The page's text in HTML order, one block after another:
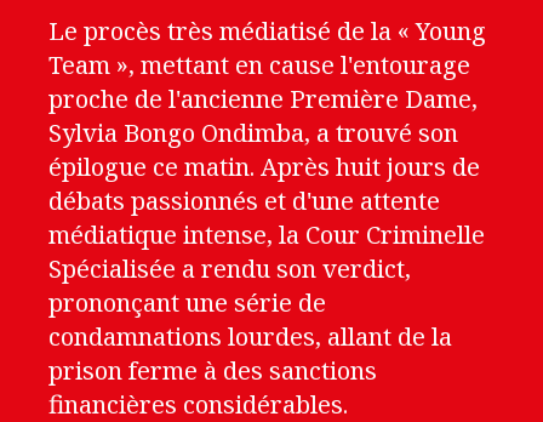
Le procès très médiatisé de la « Young
Team », mettant en cause l'entourage
proche de l'ancienne Première Dame,
Sylvia Bongo Ondimba, a trouvé son
épilogue ce matin. Après huit jours de
débats passionnés et d'une attente
médiatique intense, la Cour Criminelle
Spécialisée a rendu son verdict,
prononçant une série de
condamnations lourdes, allant de la
prison ferme à des sanctions
financières considérables.